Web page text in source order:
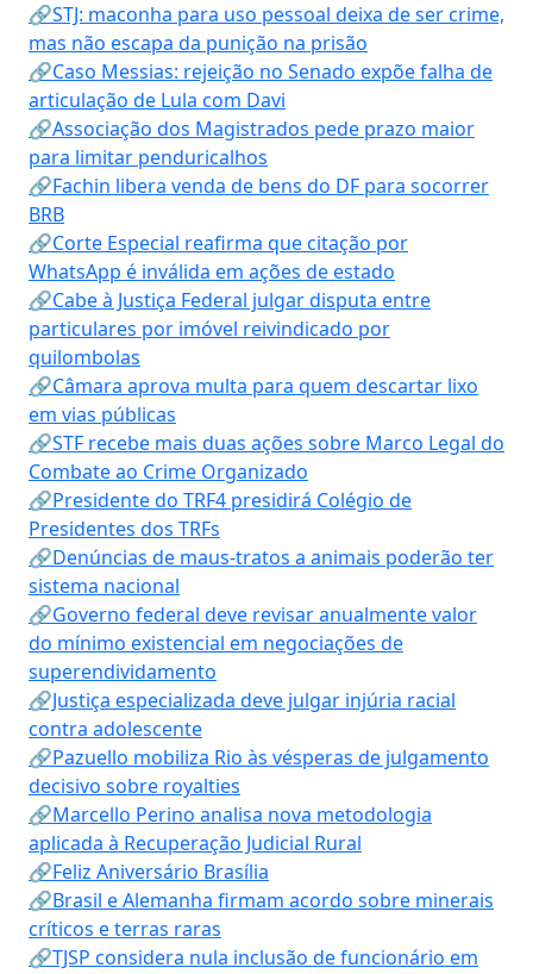
🔗STJ: maconha para uso pessoal deixa de ser crime,
mas não escapa da punição na prisão
🔗Caso Messias: rejeição no Senado expõe falha de
articulação de Lula com Davi
🔗Associação dos Magistrados pede prazo maior
para limitar penduricalhos
🔗Fachin libera venda de bens do DF para socorrer
BRB
🔗Corte Especial reafirma que citação por
WhatsApp é inválida em ações de estado
🔗Cabe à Justiça Federal julgar disputa entre
particulares por imóvel reivindicado por
quilombolas
🔗Câmara aprova multa para quem descartar lixo
em vias públicas
🔗STF recebe mais duas ações sobre Marco Legal do
Combate ao Crime Organizado
🔗Presidente do TRF4 presidirá Colégio de
Presidentes dos TRFs
🔗Denúncias de maus-tratos a animais poderão ter
sistema nacional
🔗Governo federal deve revisar anualmente valor
do mínimo existencial em negociações de
superendividamento
🔗Justiça especializada deve julgar injúria racial
contra adolescente
🔗Pazuello mobiliza Rio às vésperas de julgamento
decisivo sobre royalties
🔗Marcello Perino analisa nova metodologia
aplicada à Recuperação Judicial Rural
🔗Feliz Aniversário Brasília
🔗Brasil e Alemanha firmam acordo sobre minerais
críticos e terras raras
🔗TJSP considera nula inclusão de funcionário em